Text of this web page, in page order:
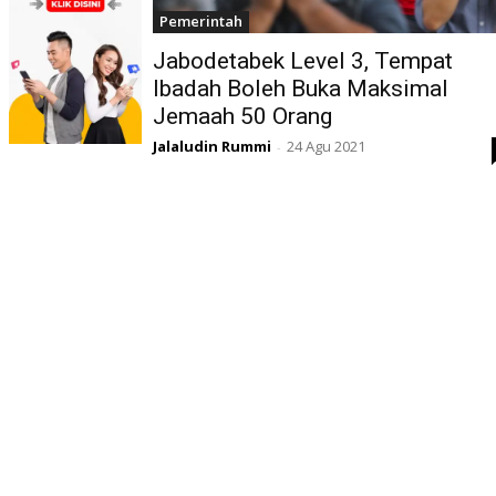
Pemerintah
Jabodetabek Level 3, Tempat
Ibadah Boleh Buka Maksimal
Jemaah 50 Orang
Jalaludin Rummi - 24 Agu 2021